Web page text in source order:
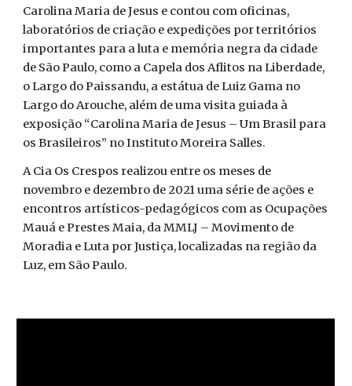
Carolina Maria de Jesus e contou com oficinas,
laboratórios de criação e expedições por territórios
importantes para a luta e memória negra da cidade
de São Paulo, como a Capela dos Aflitos na Liberdade,
o Largo do Paissandu, a estátua de Luiz Gama no
Largo do Arouche, além de uma visita guiada à
exposição “Carolina Maria de Jesus – Um Brasil para
os Brasileiros” no Instituto Moreira Salles.
A Cia Os Crespos realizou entre os meses de
novembro e dezembro de 2021 uma série de ações e
encontros artísticos-pedagógicos com as Ocupações
Mauá e Prestes Maia, da MMLJ – Movimento de
Moradia e Luta por Justiça, localizadas na região da
Luz, em São Paulo.